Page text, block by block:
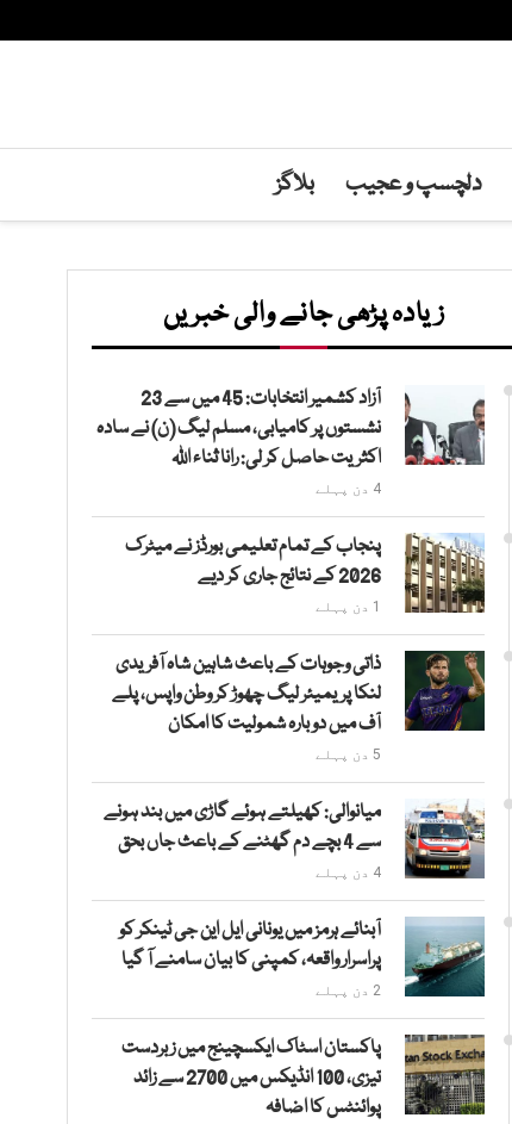
دلچسپ و عجیب بلاگز
زیادہ پڑھی جانے والی خبریں
آزاد کشمیر انتخابات: 45 میں سے 23
نشستوں پر کامیابی، مسلم لیگ (ن) نے سادہ
اکثریت حاصل کر لی: رانا ثناء اللہ
4 دن پہلے
پنجاب کے تمام تعلیمی بورڈز نے میٹرک
2026 کے نتائج جاری کر دیے
1 دن پہلے
ذاتی وجوہات کے باعث شاہین شاہ آفریدی
لنکا پریمیئر لیگ چھوڑ کر وطن واپس، پلے
آف میں دوبارہ شمولیت کا امکان
5 دن پہلے
میانوالی: کھیلتے ہوئے گاڑی میں بند ہونے
سے 4 بچے دم گھٹنے کے باعث جاں بحق
4 دن پہلے
آبنائے ہرمز میں یونانی ایل این جی ٹینکر کو
پراسرار واقعہ، کمپنی کا بیان سامنے آ گیا
2 دن پہلے
پاکستان اسٹاک ایکسچینج میں زبردست
تیزی، 100 انڈیکس میں 2700 سے زائد
پوائنٹس کا اضافہ